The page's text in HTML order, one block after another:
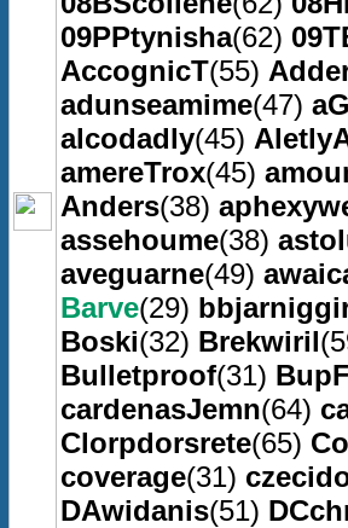
09PPtynisha(62)
AccognicT(55)
adunseamime(47)
alcodadly(45)
amereTrox(45)
Anders(38)
assehoume(38)
aveguarne(49)
Barve(29)
Boski(32) Brekwiril
Bulletproof(31)
cardenasJemn(64)
Clorpdorsrete(65)
coverage(31)
DAwidanis(51)